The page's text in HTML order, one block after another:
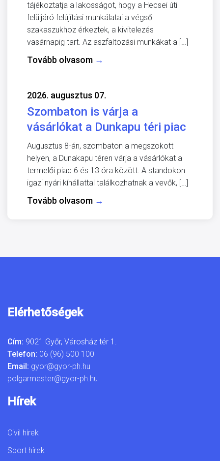
tájékoztatja a lakosságot, hogy a Hecsei úti
felüljáró felújítási munkálatai a végső
szakaszukhoz érkeztek, a kivitelezés
vasárnapig tart. Az aszfaltozási munkákat a […]
Tovább olvasom →
2026. augusztus 07.
Szombaton is várja a
vásárlókat a Dunkapu téri piac
Augusztus 8-án, szombaton a megszokott
helyen, a Dunakapu téren várja a vásárlókat a
termelői piac 6 és 13 óra között. A standokon
igazi nyári kínállattal találkozhatnak a vevők, […]
Tovább olvasom →
Elérhetőségek
Cím: 9021 Győr, Városház tér 1.
Telefon: 06 (96) 500 100
Email: gyor@gyor-ph.hu
polgarmester@gyor-ph.hu
Hírek
Civil hírek
Sport hírek